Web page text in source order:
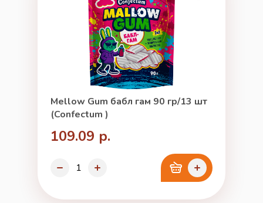
Mellow Gum бабл гам 90 гр/13 шт
(Confectum )
109.09 р.